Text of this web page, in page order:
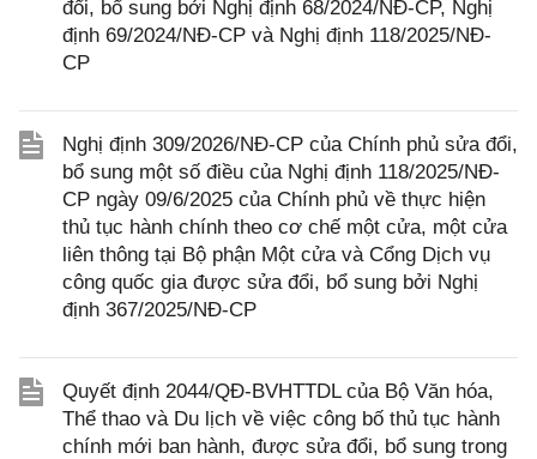
đổi, bổ sung bởi Nghị định 68/2024/NĐ-CP, Nghị
định 69/2024/NĐ-CP và Nghị định 118/2025/NĐ-
CP
Nghị định 309/2026/NĐ-CP của Chính phủ sửa đổi,
bổ sung một số điều của Nghị định 118/2025/NĐ-
CP ngày 09/6/2025 của Chính phủ về thực hiện
thủ tục hành chính theo cơ chế một cửa, một cửa
liên thông tại Bộ phận Một cửa và Cổng Dịch vụ
công quốc gia được sửa đổi, bổ sung bởi Nghị
định 367/2025/NĐ-CP
Quyết định 2044/QĐ-BVHTTDL của Bộ Văn hóa,
Thể thao và Du lịch về việc công bố thủ tục hành
chính mới ban hành, được sửa đổi, bổ sung trong